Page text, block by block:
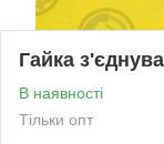
Гайка
В наявності
Тільки опт